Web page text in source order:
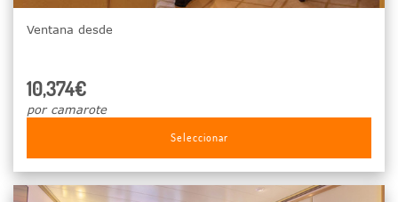
Ventana desde
10,374€
por camarote
Seleccionar